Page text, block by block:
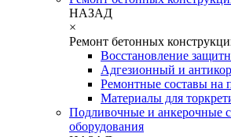
НАЗАД
×
Ремонт бетонных
Восстановление
Адгезионный и
Ремонтные составы на
Материалы для
Подливочные и анкерочные
оборудования